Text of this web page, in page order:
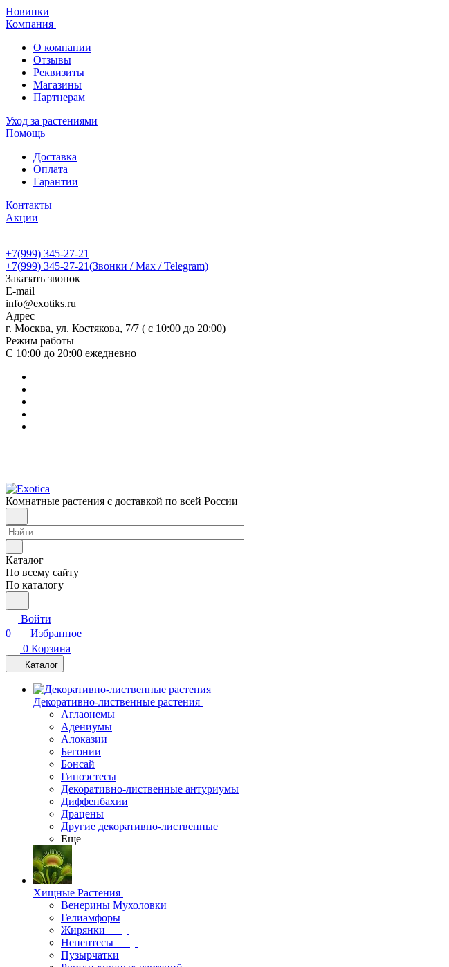
Новинки
Компания
О компании
Отзывы
Реквизиты
Магазины
Партнерам
Уход за растениями
Помощь
Доставка
Оплата
Гарантии
Контакты
Акции
+7(999) 345-27-21
+7(999) 345-27-21(Звонки / Max / Telegram)
Заказать звонок
E-mail
info@exotiks.ru
Адрес
г. Москва, ул. Костякова, 7/7 ( с 10:00 до 20:00)
Режим работы
С 10:00 до 20:00 ежедневно
Комнатные растения с доставкой по всей России
Каталог
По всему сайту
По каталогу
Войти
0
Избранное
0 Корзина
Каталог
Декоративно-лиственные растения
Аглаонемы
Адениумы
Алоказии
Бегонии
Бонсай
Гипоэстесы
Декоративно-лиственные антуриумы
Диффенбахии
Драцены
Другие декоративно-лиственные
Еще
Хищные Растения
Венерины Мухоловки
Гелиамфоры
Жирянки
Непентесы
Пузырчатки